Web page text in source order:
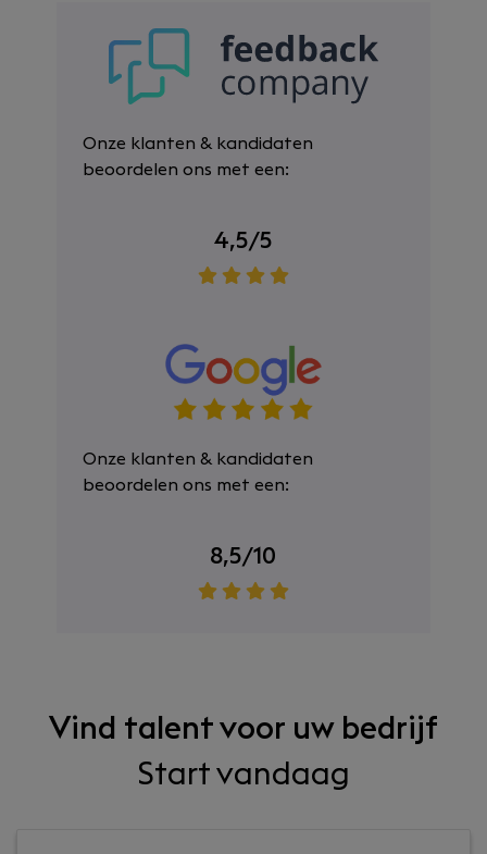
Onze klanten & kandidaten
beoordelen ons met een:
4,5/5
Onze klanten & kandidaten
beoordelen ons met een:
8,5/10
Vind talent voor uw bedrijf
Start vandaag